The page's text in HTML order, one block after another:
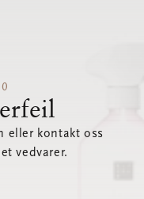
eller kontakt oss
vedvarer.